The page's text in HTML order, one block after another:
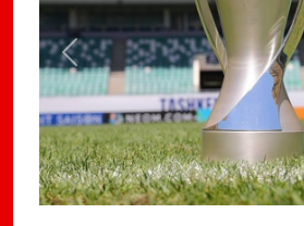
Previous